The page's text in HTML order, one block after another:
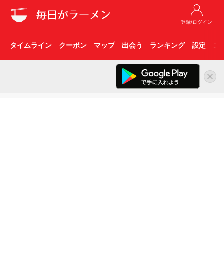
登録/ログイン
タイムライン クーポン マップ 出会う ランキング 設定 こ